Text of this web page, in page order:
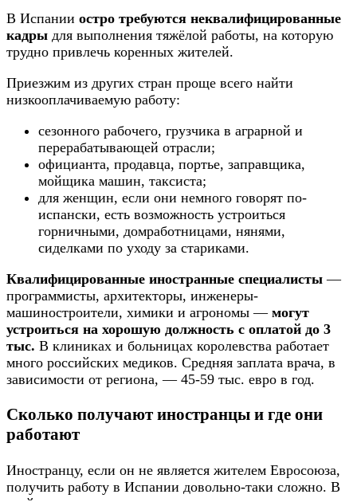
В Испании остро требуются неквалифицированные
кадры для выполнения тяжёлой работы, на которую
трудно привлечь коренных жителей.
Приезжим из других стран проще всего найти
низкооплачиваемую работу:
сезонного рабочего, грузчика в аграрной и
перерабатывающей отрасли;
официанта, продавца, портье, заправщика,
мойщика машин, таксиста;
для женщин, если они немного говорят по-
испански, есть возможность устроиться
горничными, домработницами, нянями,
сиделками по уходу за стариками.
Квалифицированные иностранные специалисты —
программисты, архитекторы, инженеры-
машиностроители, химики и агрономы — могут
устроиться на хорошую должность с оплатой до 3
тыс. В клиниках и больницах королевства работает
много российских медиков. Средняя заплата врача, в
зависимости от региона, — 45-59 тыс. евро в год.
Сколько получают иностранцы и где они
работают
Иностранцу, если он не является жителем Евросоюза,
получить работу в Испании довольно-таки сложно. В